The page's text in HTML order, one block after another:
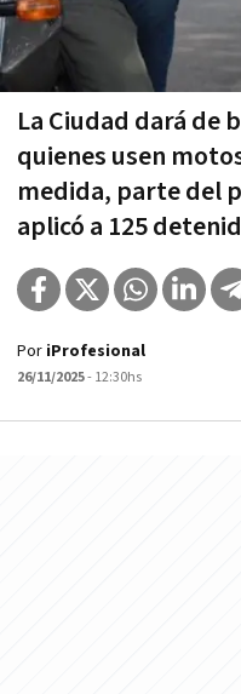
La Ciudad dará de
quienes usen
medida, parte del
aplicó a 125
Por iProfesional
26/11/2025- 12:30hs